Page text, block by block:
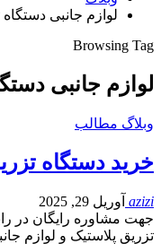
لوازم جانبی دستگاه
Browsing Tag
لوازم جانبی
وبلاگ مطالب
خرید دستگاه
azizi آوریل 29, 2025
جهت مشاوره رایگان در
تزریق پلاستیک و لوازم